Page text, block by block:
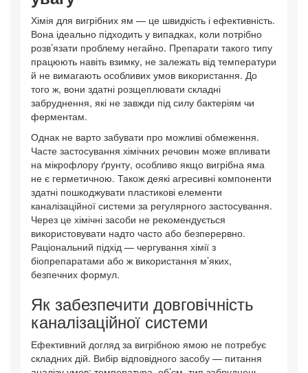
Хімія для вигрібних ям — це швидкість і ефективність.
Вона ідеально підходить у випадках, коли потрібно
розв’язати проблему негайно. Препарати такого типу
працюють навіть взимку, не залежать від температури
й не вимагають особливих умов використання. До
того ж, вони здатні розщеплювати складні
забруднення, які не завжди під силу бактеріям чи
ферментам.
Однак не варто забувати про можливі обмеження.
Часте застосування хімічних речовин може впливати
на мікрофлору ґрунту, особливо якщо вигрібна яма
не є герметичною. Також деякі агресивні компоненти
здатні пошкоджувати пластикові елементи
каналізаційної системи за регулярного застосування.
Через це хімічні засоби не рекомендується
використовувати надто часто або безперервно.
Раціональний підхід — чергування хімії з
біопрепаратами або ж використання м’яких,
безпечних формул.
Як забезпечити довговічність
каналізаційної системи
Ефективний догляд за вигрібною ямою не потребує
складних дій. Вибір відповідного засобу — питання